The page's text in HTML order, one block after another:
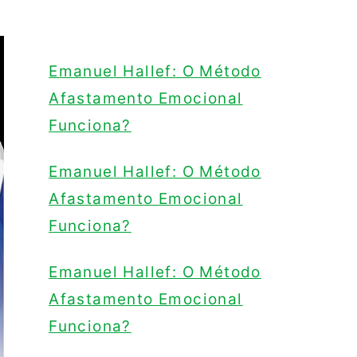
Emanuel Hallef: O Método
Afastamento Emocional
Funciona?
Emanuel Hallef: O Método
Afastamento Emocional
Funciona?
Emanuel Hallef: O Método
Afastamento Emocional
Funciona?